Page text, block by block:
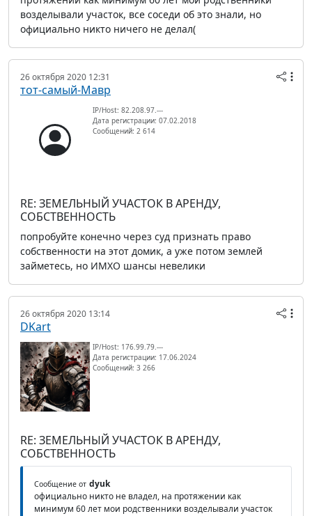
возделывали участок, все соседи об это знали, но
официально никто ничего не делал(
26 октября 2020 12:31
тот-самый-Мавр
IP/Host: 82.208.97.---
Дата регистрации: 07.02.2018
Сообщений: 2 614
RE: ЗЕМЕЛЬНЫЙ УЧАСТОК В АРЕНДУ,
СОБСТВЕННОСТЬ
попробуйте конечно через суд признать право
собственности на этот домик, а уже потом землей
займетесь, но ИМХО шансы невелики
26 октября 2020 13:14
DKart
IP/Host: 176.99.79.---
Дата регистрации: 17.06.2024
Сообщений: 3 266
RE: ЗЕМЕЛЬНЫЙ УЧАСТОК В АРЕНДУ,
СОБСТВЕННОСТЬ
Сообщение от dyuk
официально никто не владел, на протяжении как
минимум 60 лет мои родственники возделывали участок